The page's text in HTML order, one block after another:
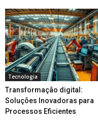
Tecnologia
Transformação digital:
Soluções Inovadoras para
Processos Eficientes